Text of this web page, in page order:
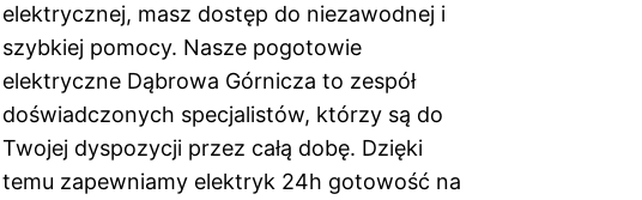
elektrycznej, masz dostęp do niezawodnej i
szybkiej pomocy. Nasze pogotowie
elektryczne Dąbrowa Górnicza to zespół
doświadczonych specjalistów, którzy są do
Twojej dyspozycji przez całą dobę. Dzięki
temu zapewniamy elektryk 24h gotowość na